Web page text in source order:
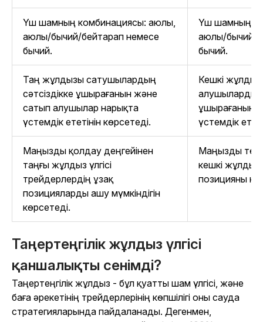
Үш шамның комбинациясы: аюлы,
аюлы/бычий/бейтарап немесе
бычий.
Үш шамның
аюлы/бычий/
бычий.
Таң жұлдызы сатушылардың
сәтсіздікке ұшырағанын және
сатып алушылар нарықта
үстемдік ететінін көрсетеді.
Кешкі
алушылардың
ұшырағанын,
үстемдік
Маңызды қолдау деңгейінен
таңғы жұлдыз үлгісі
трейдерлердің ұзақ
позицияларды ашу мүмкіндігін
көрсетеді.
Маңызды
кешкі жұлдыз
позицияны
Таңертеңгілік жұлдыз үлгісі
қаншалықты сенімді?
Таңертеңгілік жұлдыз - бұл қуатты шам үлгісі, және
баға әрекетінің трейдерлерінің көпшілігі оны сауда
стратегияларында пайдаланады. Дегенмен,